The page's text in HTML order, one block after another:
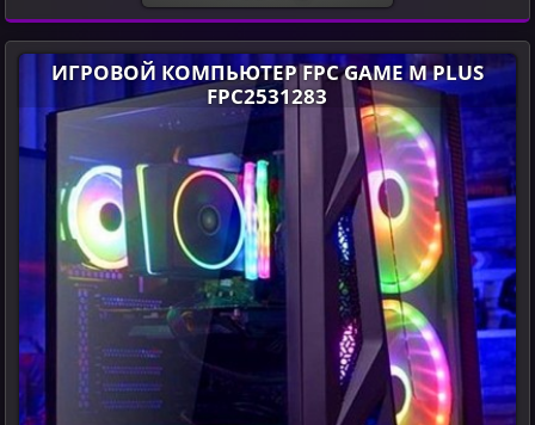
ИГРОВОЙ КОМПЬЮТЕР FPC GAME M PLUS
FPC2531283